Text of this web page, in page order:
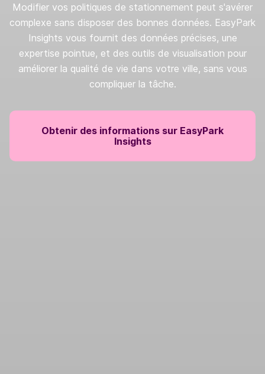
Modifier vos politiques de stationnement peut s'avérer
complexe sans disposer des bonnes données. EasyPark
Insights vous fournit des données précises, une
expertise pointue, et des outils de visualisation pour
améliorer la qualité de vie dans votre ville, sans vous
compliquer la tâche.
Obtenir des informations sur EasyPark
Insights